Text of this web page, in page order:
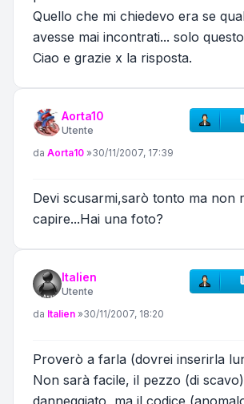
Quello che mi chiedevo era se
avesse mai incontrati... solo
Ciao e grazie x la risposta.
Aorta10
Utente
Messaggio
da Aorta10 »30/11/2007, 17:39
Devi scusarmi,sarò tonto ma non
capire...Hai una foto?
Italien
Utente
Messaggio
da Italien »30/11/2007, 18:20
Proverò a farla (dovrei inserirla
Non sarà facile, il pezzo (di